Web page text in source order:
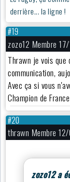
derrière... la ligne !
#19
zozo12 Membre
Thrawn je vois que
communication,
Avec ça si vous
Champion de
#20
thrawn Membre
zozo12 a